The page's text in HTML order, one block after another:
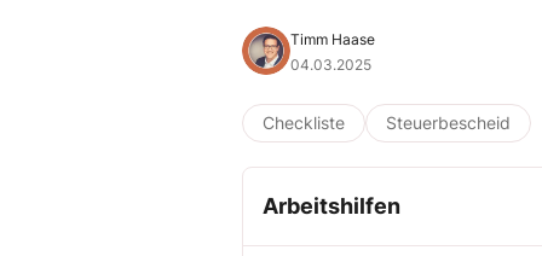
Timm Haase
04.03.2025
Checkliste Steuerbescheid
Arbeitshilfen